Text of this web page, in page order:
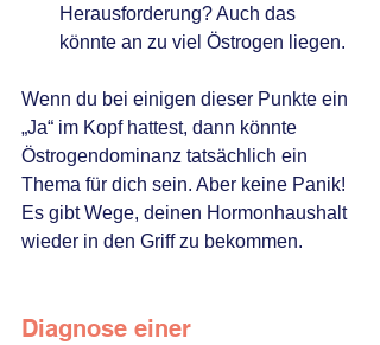
Herausforderung? Auch das
könnte an zu viel Östrogen liegen.
Wenn du bei einigen dieser Punkte ein
„Ja“ im Kopf hattest, dann könnte
Östrogendominanz tatsächlich ein
Thema für dich sein. Aber keine Panik!
Es gibt Wege, deinen Hormonhaushalt
wieder in den Griff zu bekommen.
Diagnose einer